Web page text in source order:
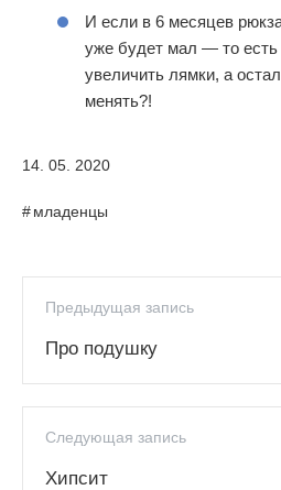
И если в 6 месяцев
уже будет мал — то
увеличить лямки, а
менять?!
14. 05. 2020
младенцы
Предыдущая запись
Про подушку
Следующая запись
Хипсит